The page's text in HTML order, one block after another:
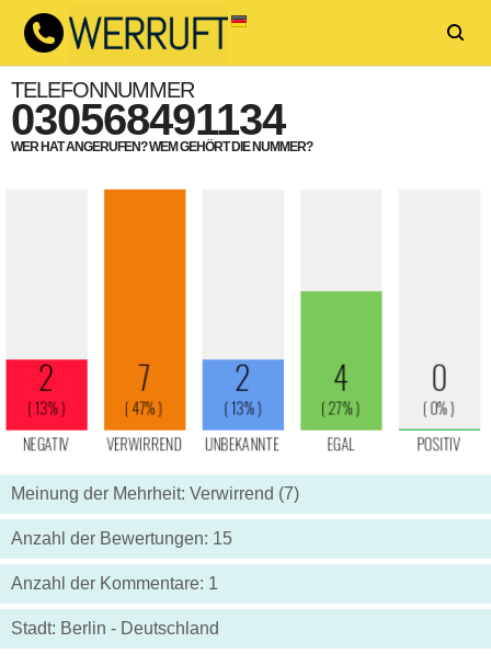
TELEFONNUMMER
030568491134
WER HAT ANGERUFEN? WEM GEHÖRT DIE NUMMER?
Meinung der Mehrheit: Verwirrend (7)
Anzahl der Bewertungen: 15
Anzahl der Kommentare: 1
Stadt: Berlin - Deutschland